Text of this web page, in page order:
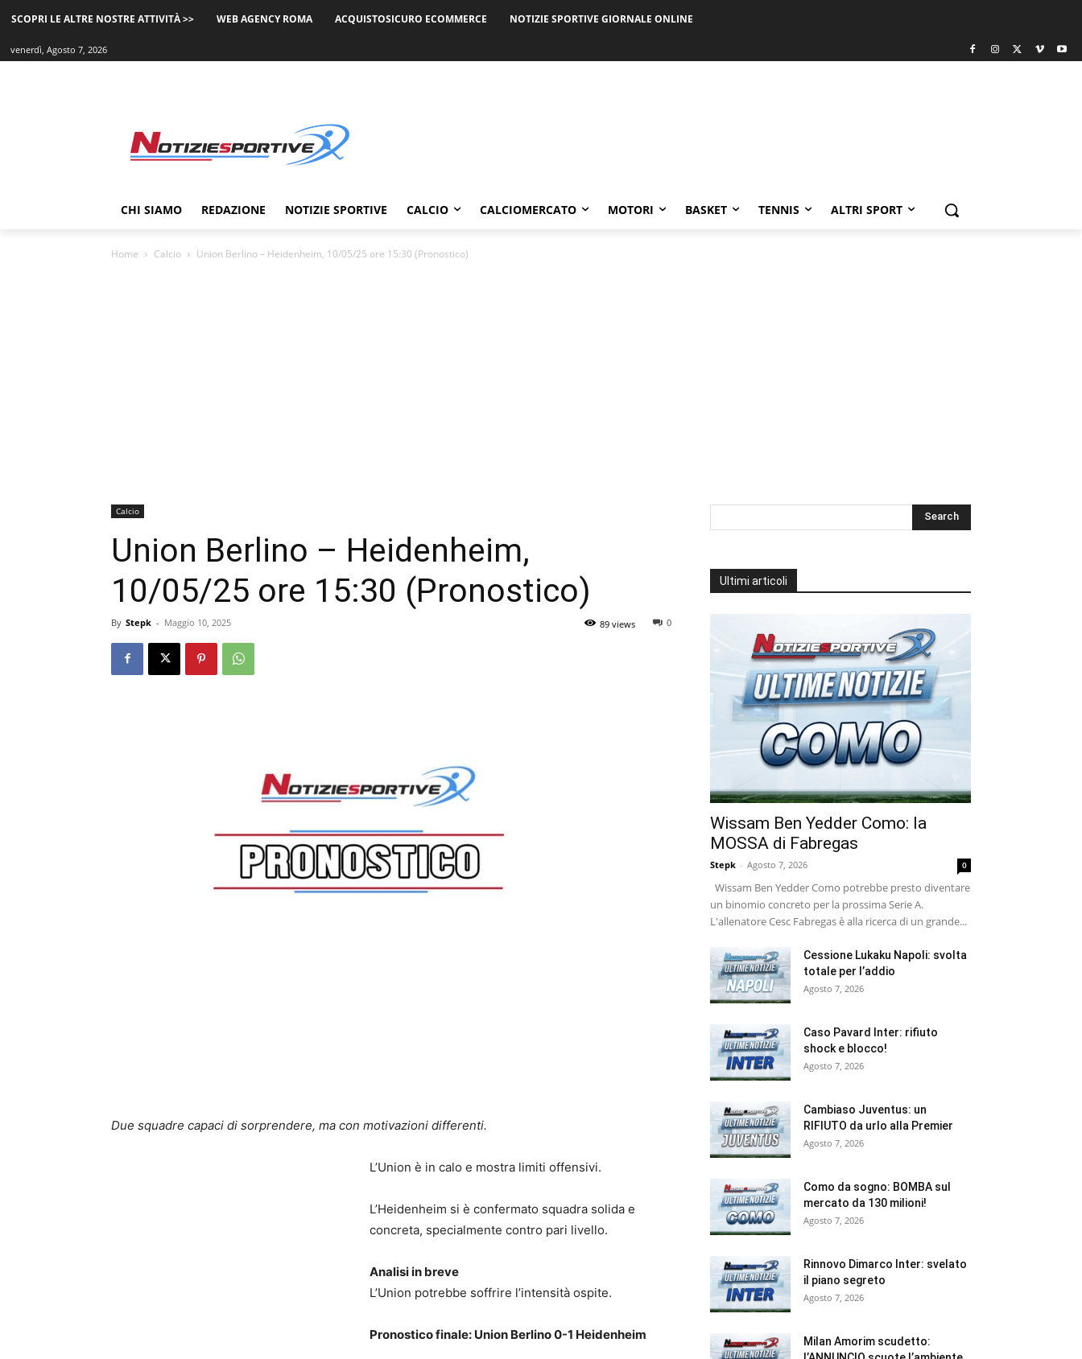
SCOPRI LE ALTRE NOSTRE ATTIVITÀ >> WEB AGENCY ROMA ACQUISTOSICURO ECOMMERCE NOTIZIE SPORTIVE GIORNALE ONLINE
venerdì, Agosto 7, 2026
CHI SIAMO REDAZIONE NOTIZIE SPORTIVE CALCIO CALCIOMERCATO MOTORI BASKET TENNIS ALTRI SPORT
Home Calcio Union Berlino – Heidenheim, 10/05/25 ore 15:30 (Pronostico)
Calcio
Union Berlino – Heidenheim,
10/05/25 ore 15:30 (Pronostico)
By Stepk - Maggio 10, 2025 0
89 views
Due squadre capaci di sorprendere, ma con motivazioni differenti.
L’Union è in calo e mostra limiti offensivi.
L’Heidenheim si è confermato squadra solida e
concreta, specialmente contro pari livello.
Analisi in breve
L’Union potrebbe soffrire l’intensità ospite.
Pronostico finale: Union Berlino 0-1 Heidenheim
Ultimi articoli
Wissam Ben Yedder Como: la
MOSSA di Fabregas
Stepk - Agosto 7, 2026 0
Wissam Ben Yedder Como potrebbe presto diventare
un binomio concreto per la prossima Serie A.
L'allenatore Cesc Fabregas è alla ricerca di un grande...
Cessione Lukaku Napoli: svolta
totale per l’addio
Agosto 7, 2026
Caso Pavard Inter: rifiuto
shock e blocco!
Agosto 7, 2026
Cambiaso Juventus: un
RIFIUTO da urlo alla Premier
Agosto 7, 2026
Como da sogno: BOMBA sul
mercato da 130 milioni!
Agosto 7, 2026
Rinnovo Dimarco Inter: svelato
il piano segreto
Agosto 7, 2026
Milan Amorim scudetto: